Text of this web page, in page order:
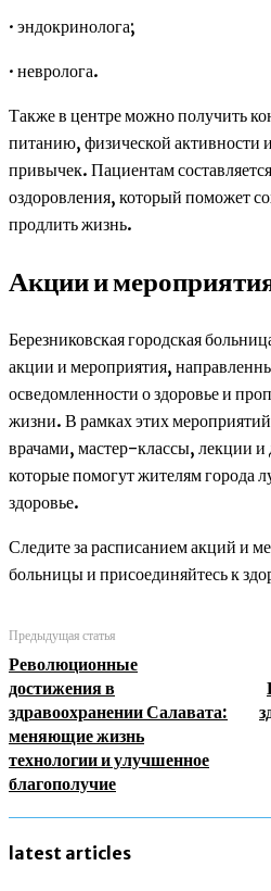
· эндокринолога;
· невролога.
Также в центре можно получить
питанию, физической активности
привычек. Пациентам
оздоровления, который поможет
продлить жизнь.
Акции и
Березниковская городская
акции и мероприятия,
осведомленности о здоровье и
жизни. В рамках этих
врачами, мастер-классы, лекции и
которые помогут жителям города
здоровье.
Следите за расписанием акций и
больницы и присоединяйтесь к
Предыдущая статья
Революционные
достижения в
здравоохранении Салавата:
меняющие жизнь
технологии и улучшенное
благополучие
latest articles